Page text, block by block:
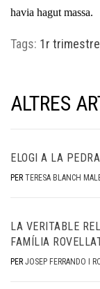
havia hagut massa.
Tags: 1r trimestre
ALTRES
ELOGI A LA PEDRA
PER TERESA BLANCH
LA VERITABLE
FAMÍLIA
PER JOSEP FERRANDO I